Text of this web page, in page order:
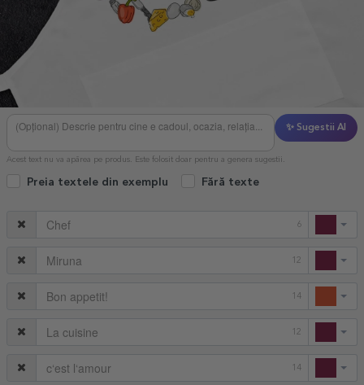
✨ Sugestii AI
Acest text nu va apărea pe produs. Este folosit doar pentru a genera sugestii.
Preia textele din exemplu Fără texte
6
12
14
12
14